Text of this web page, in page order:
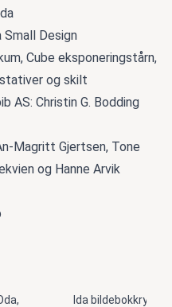
Small Design
Cube eksponeringstårn,
og skilt
AS: Christin G. Bodding
Magritt Gjertsen, Tone
og Hanne Arvik
Ida bildebokkrybbe,